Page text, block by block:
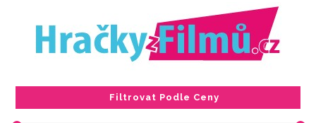
Filtrovat Podle Ceny